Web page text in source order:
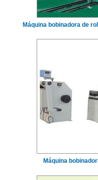
Máquina bobinadora de
Máquina